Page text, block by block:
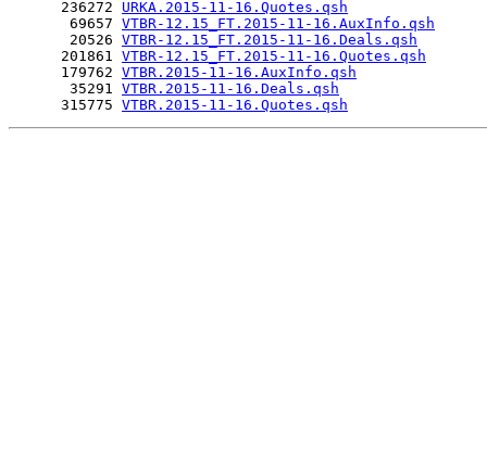
      236272
URKA.2015-11-16.Quotes.qsh
       69657
VTBR-12.15_FT.2015-11-16.AuxInfo.qsh
       20526
VTBR-12.15_FT.2015-11-16.Deals.qsh
      201861
VTBR-12.15_FT.2015-11-16.Quotes.qsh
      179762
VTBR.2015-11-16.AuxInfo.qsh
       35291
VTBR.2015-11-16.Deals.qsh
      315775
VTBR.2015-11-16.Quotes.qsh